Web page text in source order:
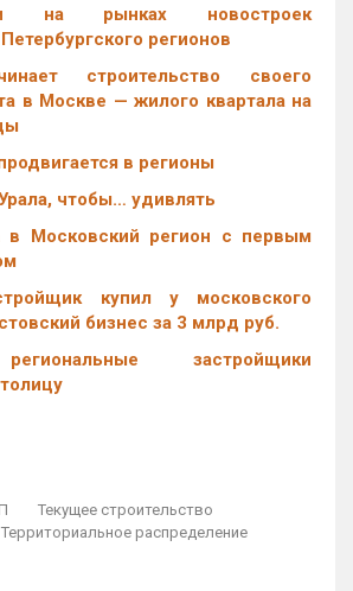
на рынках новостроек
регионов
строительство своего
в Москве — жилого квартала на
в регионы
чтобы… удивлять
в Московский регион с первым
купил у московского
бизнес за 3 млрд руб.
застройщики
Текущее строительство
Территориальное распределение